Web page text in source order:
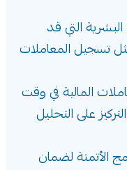
التي قد
تسجيل المعاملات
المالية في وقت
على التحليل
الأتمتة لضمان